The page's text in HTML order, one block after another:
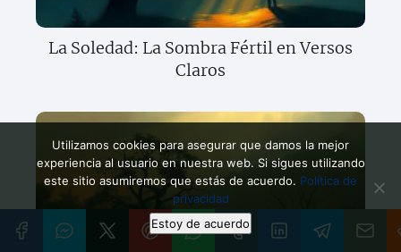
La Soledad: La Sombra Fértil en Versos
Claros
Utilizamos cookies para asegurar que damos la mejor
experiencia al usuario en nuestra web. Si sigues utilizando
este sitio asumiremos que estás de acuerdo. Política de
privacidad
Estoy de acuerdo